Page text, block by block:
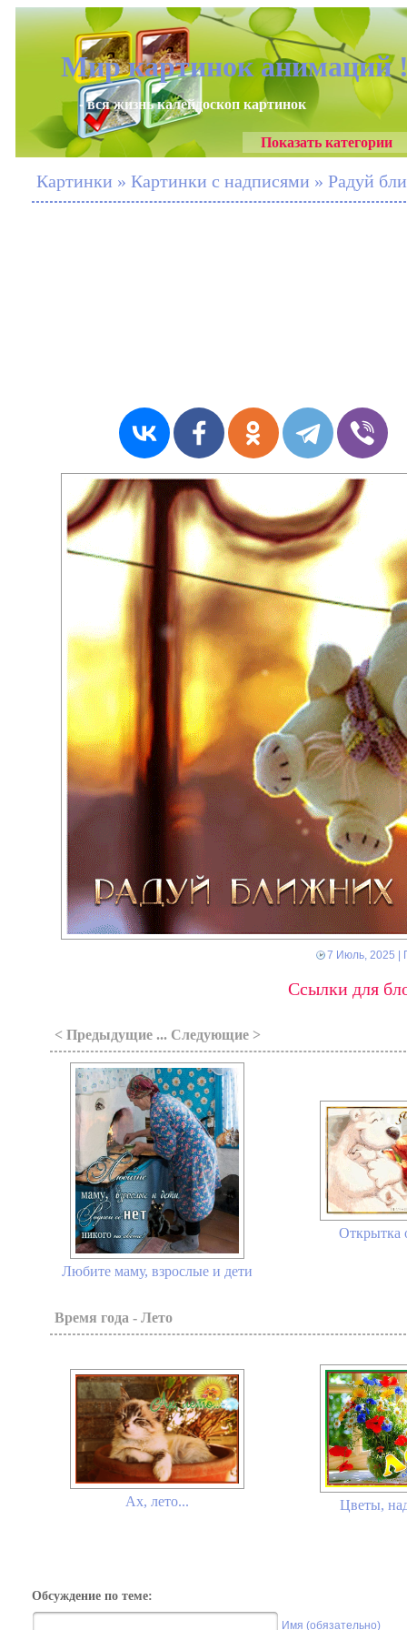
Мир картинок анимаций
- вся жизнь калейдоскоп картинок
Показать категории
Картинки » Картинки с надписями » Радуй
7 Июль, 2025 |
Ссылки для
< Предыдущие ... Следующие >
Любите маму, взрослые и дети
Открытка
Время года - Лето
Ах, лето... Цветы,
Обсуждение по теме:
Имя (обязательно)